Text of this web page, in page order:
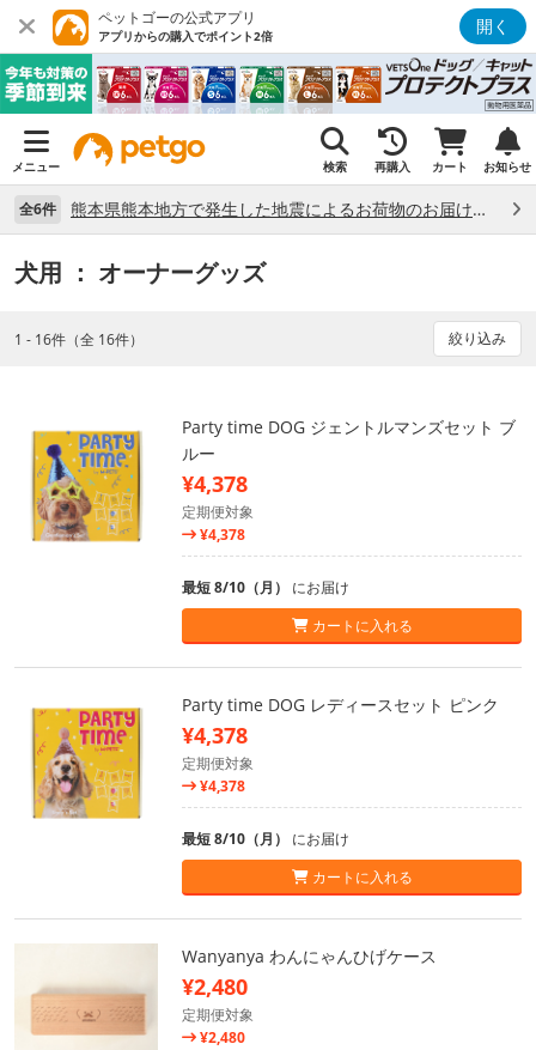
ペットゴーの公式アプリ
アプリからの購入でポイント2倍 開く
メニュー 検索 再購入 カート お知らせ
全6件 熊本県熊本地方で発生した地震によるお荷物のお届け状況について （7/28）
犬用 ： オーナーグッズ
1 - 16件（全 16件） 絞り込み
Party time DOG ジェントルマンズセット ブ
ルー
¥4,378
定期便対象
¥4,378
最短 8/10（月） にお届け
カートに入れる
Party time DOG レディースセット ピンク
¥4,378
定期便対象
¥4,378
最短 8/10（月） にお届け
カートに入れる
Wanyanya わんにゃんひげケース
¥2,480
定期便対象
¥2,480